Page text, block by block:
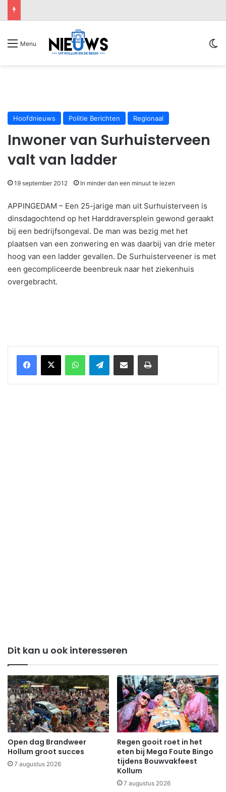
Menu
Hoofdnieuws Politie Berichten Regionaal
Inwoner van Surhuisterveen
valt van ladder
19 september 2012 In minder dan een minuut te lezen
APPINGEDAM – Een 25-jarige man uit Surhuisterveen is
dinsdagochtend op het Harddraversplein gewond geraakt
bij een bedrijfsongeval. De man was bezig met het
plaatsen van een zonwering en was daarbij van drie meter
hoog van een ladder gevallen. De Surhuisterveener is met
een gecompliceerde beenbreuk naar het ziekenhuis
overgebracht.
WhatsAppTelegramDelen via Email Print
Dit kan u ook interesseren
Open dag Brandweer
Hollum groot succes
7 augustus 2026
Regen gooit roet in het
eten bij Mega Foute Bingo
tijdens Bouwvakfeest
Kollum
7 augustus 2026